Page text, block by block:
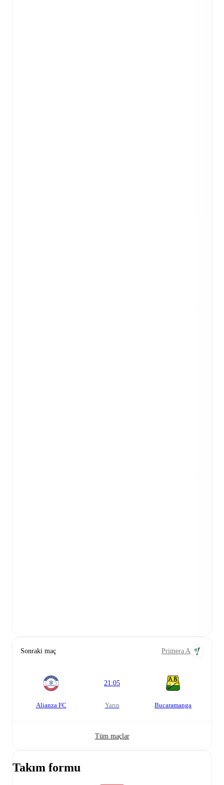
Sonraki maç Primera A
Alianza FC
21:05
yarın Bucaramanga
Tüm maçlar
Takım formu